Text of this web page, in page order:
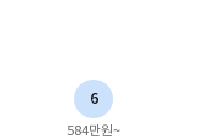
6
584만원~